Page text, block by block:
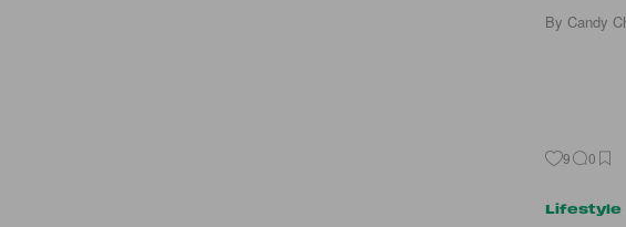
By Candy
9 0
Lifestyle